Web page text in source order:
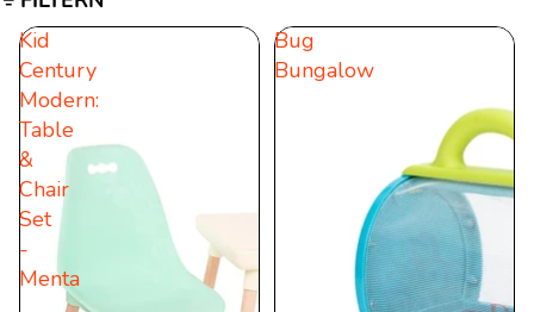
Kid
Century
Modern:
Table
&
Chair
Set
-
Menta
Bug
Bungalow